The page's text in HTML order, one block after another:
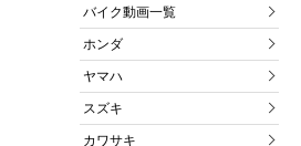
バイク動画一覧
ホンダ
ヤマハ
スズキ
カワサキ